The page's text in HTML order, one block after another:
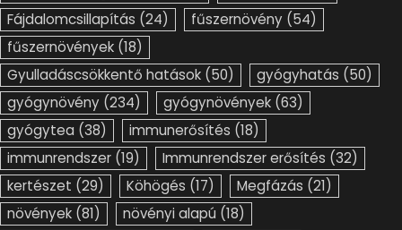
Fájdalomcsillapítás (24) fűszernövény (54)
fűszernövények (18)
Gyulladáscsökkentő hatások (50) gyógyhatás (50)
gyógynövény (234) gyógynövények (63)
gyógytea (38) immunerősítés (18)
immunrendszer (19) Immunrendszer erősítés (32)
kertészet (29) Köhögés (17) Megfázás (21)
növények (81) növényi alapú (18)